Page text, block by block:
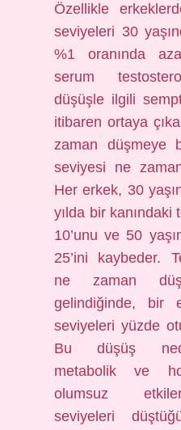
Özellikle
seviyeleri 30
%1 oranında
serum
düşüşle ilgili
itibaren ortaya
zaman düşmeye
seviyesi ne
Her erkek, 30
yılda bir
10’unu ve 50
25’ini kaybeder.
ne zaman
gelindiğinde, bir
seviyeleri yüzde
Bu düşüş
metabolik ve
olumsuz
seviyeleri